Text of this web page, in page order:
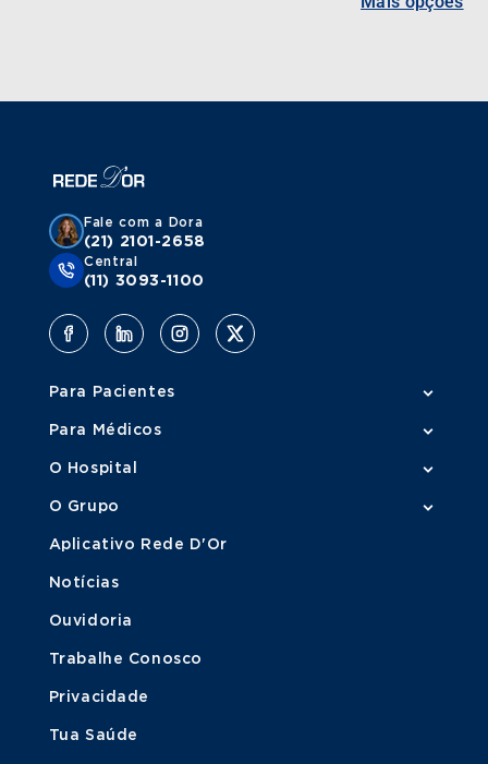
Fale com a Dora
(21) 2101-2658
Central
(11) 3093-1100
Para Pacientes
Para Médicos
O Hospital
O Grupo
Aplicativo Rede D'Or
Notícias
Ouvidoria
Trabalhe Conosco
Privacidade
Tua Saúde